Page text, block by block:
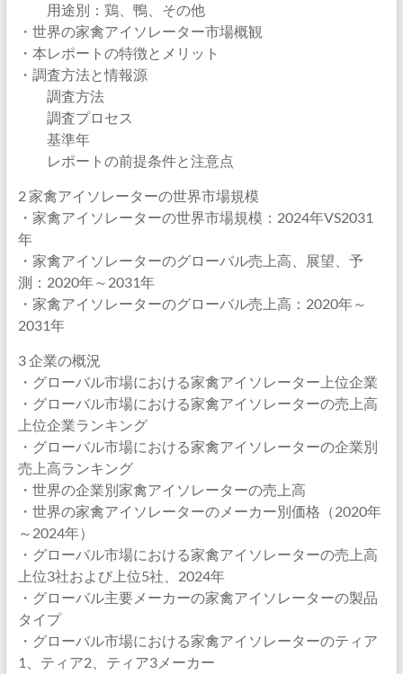
用途別：鶏、鴨、その他
・世界の家禽アイソレーター市場概観
・本レポートの特徴とメリット
・調査方法と情報源
調査方法
調査プロセス
基準年
レポートの前提条件と注意点
2 家禽アイソレーターの世界市場規模
・家禽アイソレーターの世界市場規模：2024年VS2031
年
・家禽アイソレーターのグローバル売上高、展望、予
測：2020年～2031年
・家禽アイソレーターのグローバル売上高：2020年～
2031年
3 企業の概況
・グローバル市場における家禽アイソレーター上位企業
・グローバル市場における家禽アイソレーターの売上高
上位企業ランキング
・グローバル市場における家禽アイソレーターの企業別
売上高ランキング
・世界の企業別家禽アイソレーターの売上高
・世界の家禽アイソレーターのメーカー別価格（2020年
～2024年）
・グローバル市場における家禽アイソレーターの売上高
上位3社および上位5社、2024年
・グローバル主要メーカーの家禽アイソレーターの製品
タイプ
・グローバル市場における家禽アイソレーターのティア
1、ティア2、ティア3メーカー